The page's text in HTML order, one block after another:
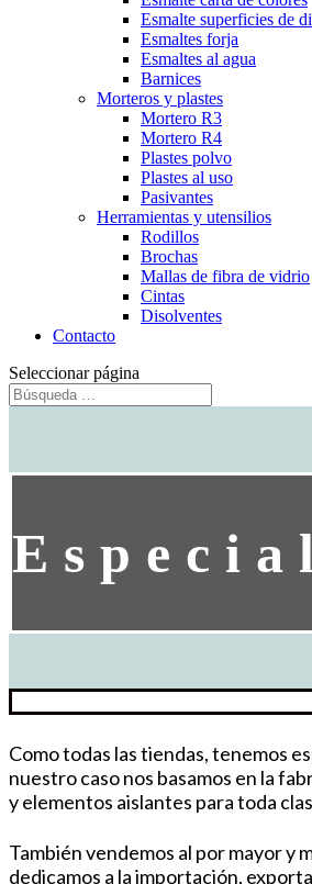
Esmalte superficies de
Esmaltes forja
Esmaltes al agua
Barnices
Morteros y plastes
Mortero R3
Mortero R4
Plastes polvo
Plastes al uso
Pasivantes
Herramientas y utensilios
Rodillos
Brochas
Mallas de fibra de vidrio
Cintas
Disolventes
Contacto
Seleccionar página
Como todas las tiendas, tenemos
nuestro caso nos basamos en la
y elementos aislantes para toda
También vendemos al por mayor y
dedicamos a la importación,